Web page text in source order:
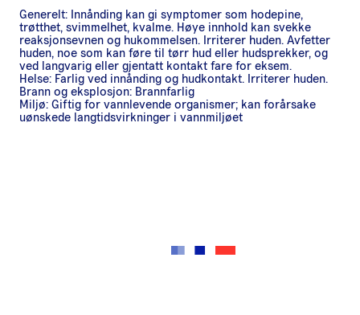
Generelt: Innånding kan gi symptomer som hodepine,
trøtthet, svimmelhet, kvalme. Høye innhold kan svekke
reaksjonsevnen og hukommelsen. Irriterer huden. Avfetter
huden, noe som kan føre til tørr hud eller hudsprekker, og
ved langvarig eller gjentatt kontakt fare for eksem.
Helse: Farlig ved innånding og hudkontakt. Irriterer huden.
Brann og eksplosjon: Brannfarlig
Miljø: Giftig for vannlevende organismer; kan forårsake
uønskede langtidsvirkninger i vannmiljøet